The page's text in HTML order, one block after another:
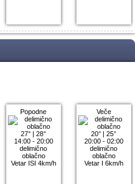
Popodne
27° |28°
14:00 - 20:00
delimično
oblačno
Vetar ISI 4km/h
Veče
20° |25°
20:00 - 02:00
delimično
oblačno
Vetar I 6km/h